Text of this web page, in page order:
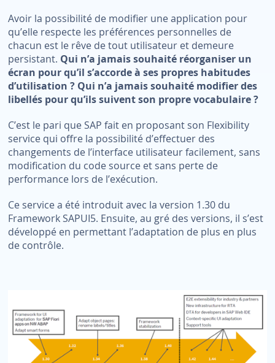
Avoir la possibilité de modifier une application pour
qu’elle respecte les préférences personnelles de
chacun est le rêve de tout utilisateur et demeure
persistant. Qui n’a jamais souhaité réorganiser un
écran pour qu’il s’accorde à ses propres habitudes
d’utilisation ? Qui n’a jamais souhaité modifier des
libellés pour qu’ils suivent son propre vocabulaire ?
C’est le pari que SAP fait en proposant son Flexibility
service qui offre la possibilité d’effectuer des
changements de l’interface utilisateur facilement, sans
modification du code source et sans perte de
performance lors de l’exécution.
Ce service a été introduit avec la version 1.30 du
Framework SAPUI5. Ensuite, au gré des versions, il s’est
développé en permettant l’adaptation de plus en plus
de contrôle.